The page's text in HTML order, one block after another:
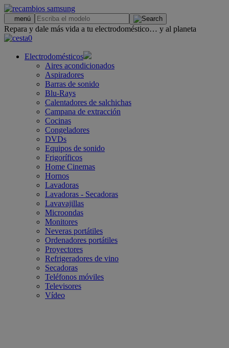
menú
Repara y dale más vida a tu electrodoméstico… y al planeta
0
Electrodomésticos
Aires acondicionados
Aspiradores
Barras de sonido
Blu-Rays
Calentadores de salchichas
Campana de extracción
Cocinas
Congeladores
DVDs
Equipos de sonido
Frigoríficos
Home Cinemas
Hornos
Lavadoras
Lavadoras - Secadoras
Lavavajillas
Microondas
Monitores
Neveras portátiles
Ordenadores portátiles
Proyectores
Refrigeradores de vino
Secadoras
Teléfonos móviles
Televisores
Vídeo